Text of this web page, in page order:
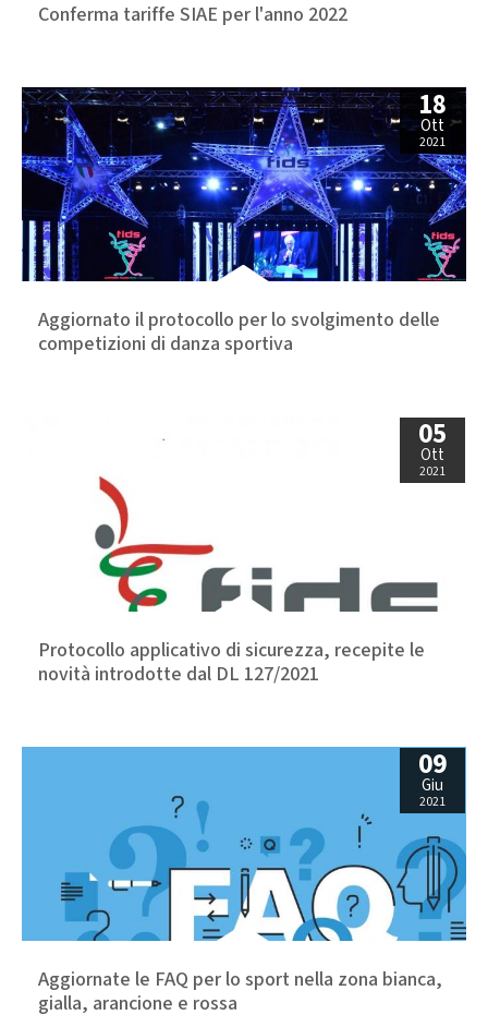
Conferma tariffe SIAE per l'anno 2022
18
Ott
2021
Aggiornato il protocollo per lo svolgimento delle
competizioni di danza sportiva
05
Ott
2021
Protocollo applicativo di sicurezza, recepite le
novità introdotte dal DL 127/2021
09
Giu
2021
Aggiornate le FAQ per lo sport nella zona bianca,
gialla, arancione e rossa